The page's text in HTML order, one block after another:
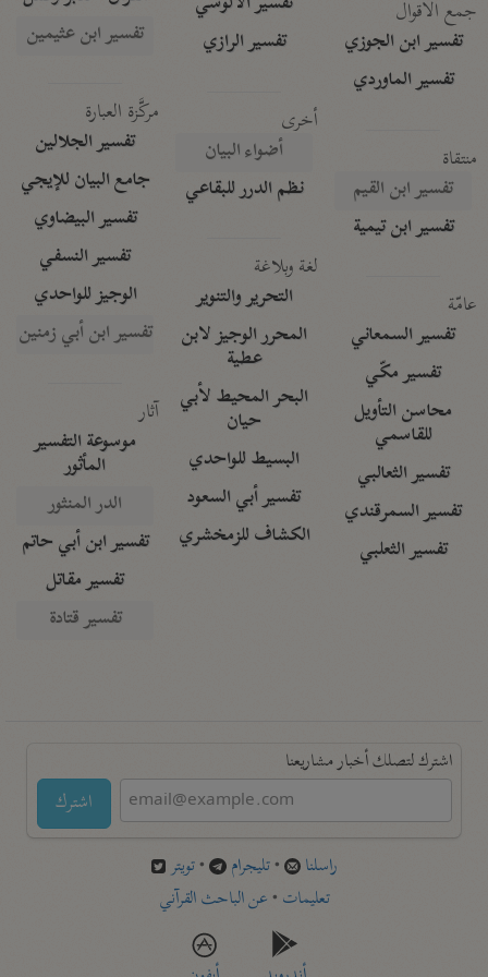
جمع الأقوال
تفسير ابن الجوزي
تفسير الماوردي
منتقاة
تفسير ابن القيم
تفسير ابن تيمية
عامّة
تفسير السمعاني
تفسير مكّي
محاسن التأويل
للقاسمي
تفسير الثعالبي
تفسير السمرقندي
تفسير الثعلبي
تفسير الرازي
أخرى
أضواء البيان
نظم الدرر للبقاعي
لغة وبلاغة
التحرير والتنوير
المحرر الوجيز لابن
عطية
البحر المحيط لأبي
حيان
البسيط للواحدي
تفسير أبي السعود
الكشاف للزمخشري
تفسير ابن عثيمين
مركَّزة العبارة
تفسير الجلالين
جامع البيان للإيجي
تفسير البيضاوي
تفسير النسفي
الوجيز للواحدي
تفسير ابن أبي زمنين
آثار
موسوعة التفسير
المأثور
الدر المنثور
تفسير ابن أبي حاتم
تفسير مقاتل
تفسير قتادة
اشترك لتصلك أخبار مشاريعنا
اشترك
راسلنا •تليجرام •تويتر
تعليمات •عن الباحث القرآني